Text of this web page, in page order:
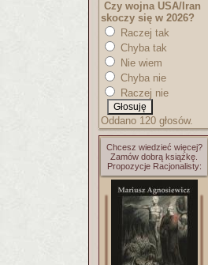
Czy wojna USA/Iran
skoczy się w 2026?
Raczej tak
Chyba tak
Nie wiem
Chyba nie
Raczej nie
Oddano 120 głosów.
Chcesz wiedzieć więcej?
Zamów dobrą książkę.
Propozycje Racjonalisty: